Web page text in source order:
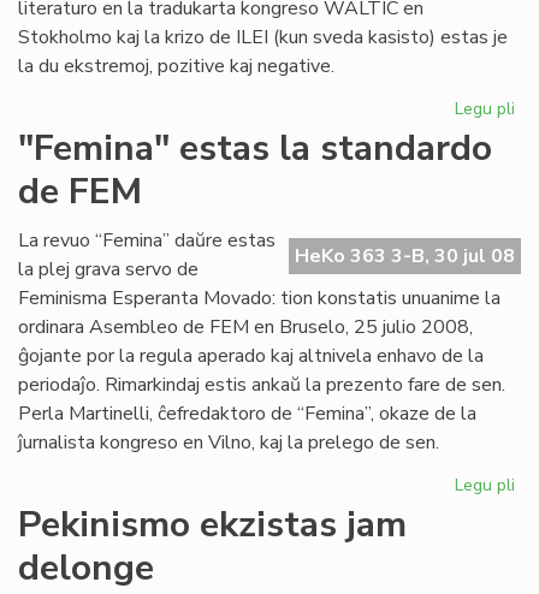
literaturo en la tradukarta kongreso WALTIC en
Stokholmo kaj la krizo de ILEI (kun sveda kasisto) estas je
la du ekstremoj, pozitive kaj negative.
Legu pli
"Femina" estas la standardo
de FEM
HeKo 363 3-B, 30 jul 08
La revuo “Femina” daŭre estas
la plej grava servo de
Feminisma Esperanta Movado: tion konstatis unuanime la
ordinara Asembleo de FEM en Bruselo, 25 julio 2008,
ĝojante por la regula aperado kaj altnivela enhavo de la
periodaĵo. Rimarkindaj estis ankaŭ la prezento fare de sen.
Perla Martinelli, ĉefredaktoro de “Femina”, okaze de la
ĵurnalista kongreso en Vilno, kaj la prelego de sen.
Legu pli
Pekinismo ekzistas jam
delonge